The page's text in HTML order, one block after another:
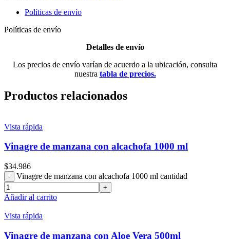
Políticas de envío
Políticas de envío
Detalles de envío
Los precios de envío varían de acuerdo a la ubicación, consulta
nuestra tabla de precios.
Productos relacionados
Vista rápida
Vinagre de manzana con alcachofa 1000 ml
$34.986
Vinagre de manzana con alcachofa 1000 ml cantidad
Añadir al carrito
Vista rápida
Vinagre de manzana con Aloe Vera 500ml